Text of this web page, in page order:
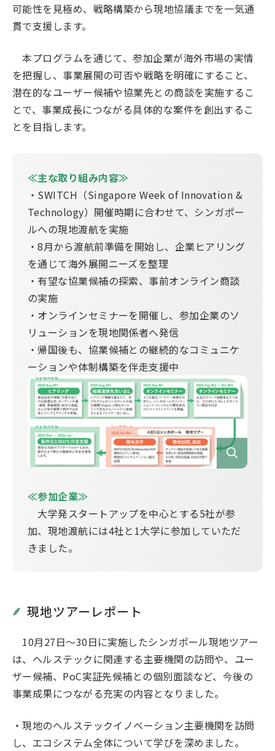
可能性を見極め、戦略構築から現地協議までを一気通
貫で支援します。
本プログラムを通じて、参加企業が海外市場の実情
を把握し、事業展開の可否や戦略を明確にすること、
潜在的なユーザー候補や協業先との商談を実施するこ
とで、事業成長につながる具体的な案件を創出するこ
とを目指します。
≪主な取り組み内容≫
・SWITCH（Singapore Week of Innovation &
Technology）開催時期に合わせて、シンガポー
ルへの現地渡航を実施
・8月から渡航前準備を開始し、企業ヒアリング
を通じて海外展開ニーズを整理
・有望な協業候補の探索、事前オンライン商談
の実施
・オンラインセミナーを開催し、参加企業のソ
リューションを現地関係者へ発信
・帰国後も、協業候補との継続的なコミュニケ
ーションや体制構築を伴走支援中
≪参加企業≫
大学発スタートアップを中心とする5社が参
加、現地渡航には4社と1大学に参加していただ
きました。
現地ツアーレポート
10月27日～30日に実施したシンガポール現地ツアー
は、ヘルステックに関連する主要機関の訪問や、ユー
ザー候補、PoC実証先候補との個別面談など、今後の
事業成果につながる充実の内容となりました。
・現地のヘルステックイノベーション主要機関を訪問
し、エコシステム全体について学びを深めました。